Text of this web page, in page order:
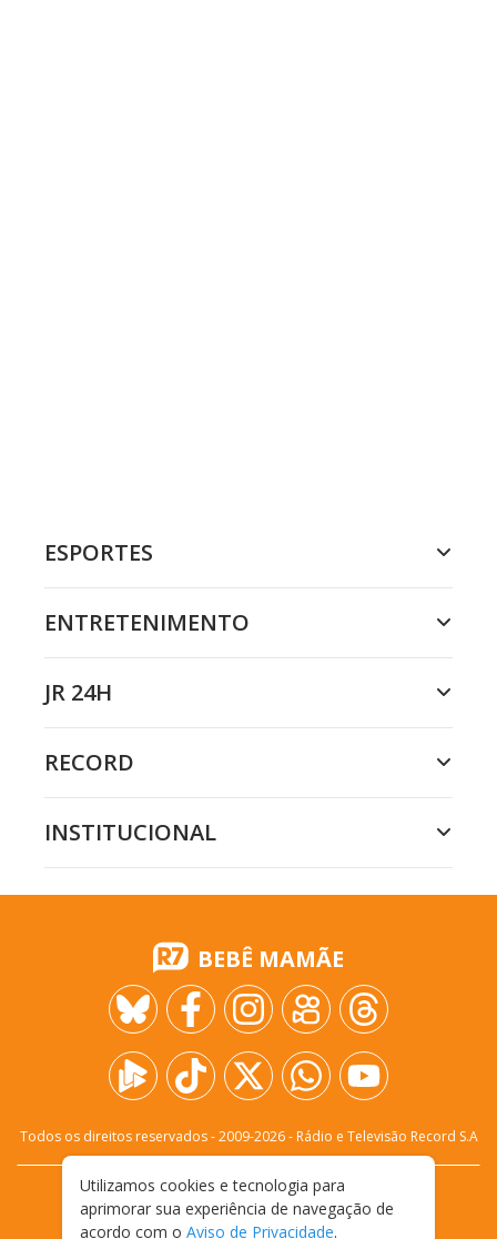
ESPORTES
ENTRETENIMENTO
JR 24H
RECORD
INSTITUCIONAL
BEBÊ MAMÃE
Todos os direitos reservados - 2009-2026- Rádio e Televisão Record S.A
FALE CONOSCO
PRIVACIDADE
TERMOS E CONDIÇÕES DE USO
Utilizamos cookies e tecnologia para
aprimorar sua experiência de navegação de
acordo com o Aviso de Privacidade.